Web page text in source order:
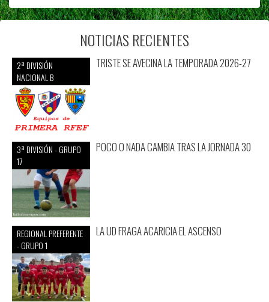
NOTICIAS RECIENTES
2ª DIVISIÓN
NACIONAL B
TRISTE SE AVECINA LA TEMPORADA 2026-27
3ª DIVISIÓN - GRUPO
17
POCO O NADA CAMBIA TRAS LA JORNADA 30
REGIONAL PREFERENTE
- GRUPO 1
LA UD FRAGA ACARICIA EL ASCENSO